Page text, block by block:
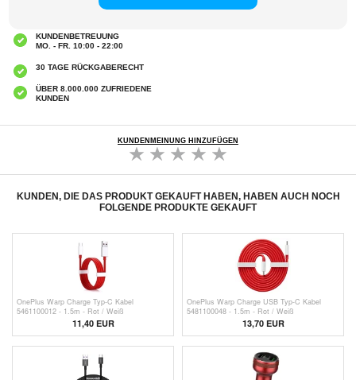
KUNDENBETREUUNG
MO. - FR. 10:00 - 22:00
30 TAGE RÜCKGABERECHT
ÜBER 8.000.000 ZUFRIEDENE
KUNDEN
KUNDENMEINUNG HINZUFÜGEN
KUNDEN, DIE DAS PRODUKT GEKAUFT HABEN, HABEN AUCH NOCH
FOLGENDE PRODUKTE GEKAUFT
OnePlus Warp Charge Typ-C Kabel
5461100012 - 1.5m - Rot / Weiß
11,40 EUR
OnePlus Warp Charge USB Typ-C Kabel
5481100048 - 1.5m - Rot / Weiß
13,70 EUR